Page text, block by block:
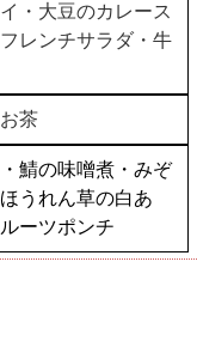
・大豆のカレース
レンチサラダ・牛
茶
鯖の味噌煮・みぞ
うれん草の白あ
ーツポンチ